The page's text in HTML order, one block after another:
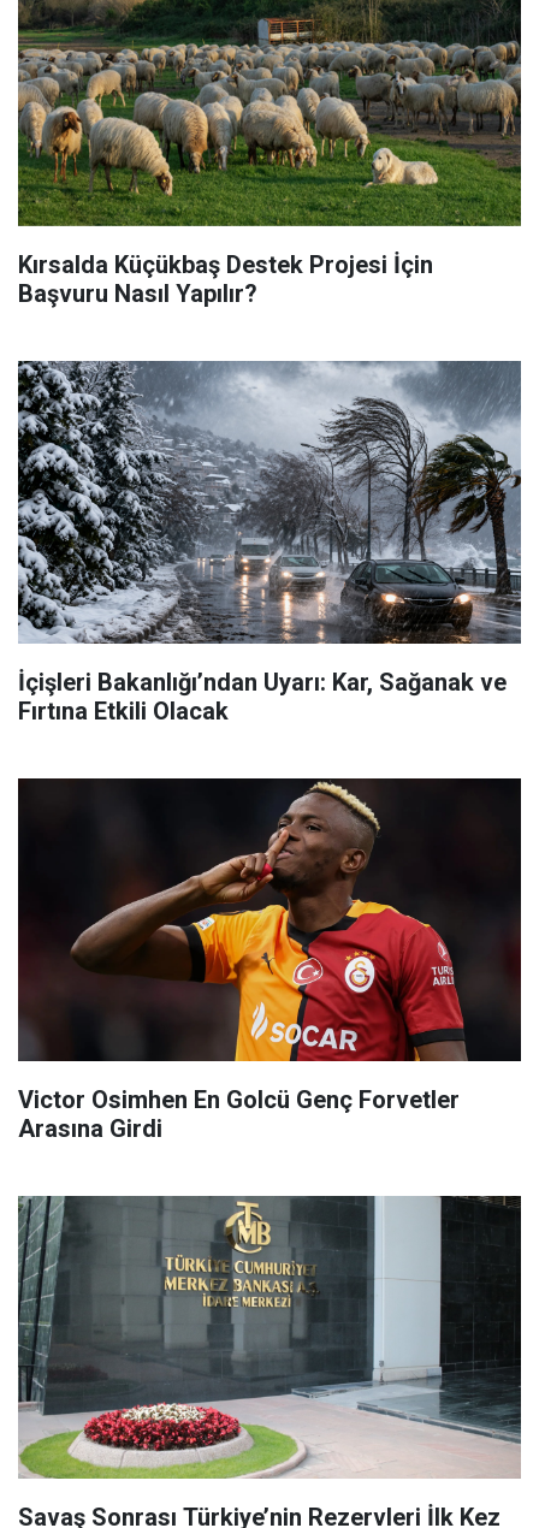
Kırsalda Küçükbaş Destek Projesi İçin
Başvuru Nasıl Yapılır?
İçişleri Bakanlığı’ndan Uyarı: Kar, Sağanak ve
Fırtına Etkili Olacak
Victor Osimhen En Golcü Genç Forvetler
Arasına Girdi
Savaş Sonrası Türkiye’nin Rezervleri İlk Kez